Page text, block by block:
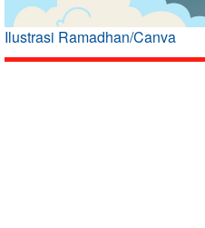
Ilustrasi Ramadhan/Canva